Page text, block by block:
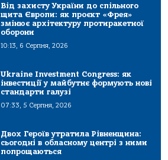
Від захисту України до спільного
щита Європи: як проєкт «Фрея»
змінює архітектуру протиракетної
оборони
10:13, 6 Серпня, 2026
Ukraine Investment Congress: як
інвестиції у майбутнє формують нові
стандарти галузі
07:33, 5 Серпня, 2026
Двох Героїв утратила Рівненщина:
сьогодні в обласному центрі з ними
попрощаються